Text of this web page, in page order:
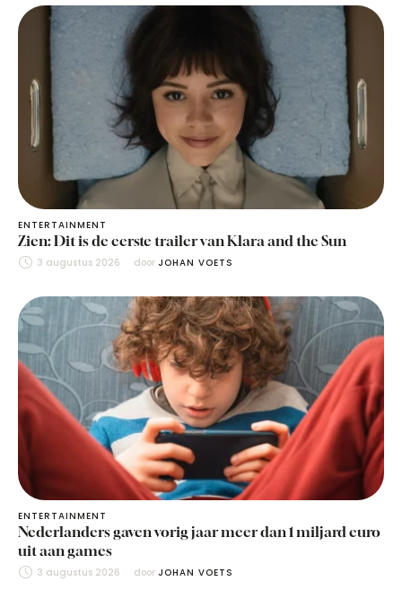
ENTERTAINMENT
Zien: Dit is de eerste trailer van Klara and the Sun
3 augustus 2026 door JOHAN VOETS
ENTERTAINMENT
Nederlanders gaven vorig jaar meer dan 1 miljard euro
uit aan games
3 augustus 2026 door JOHAN VOETS